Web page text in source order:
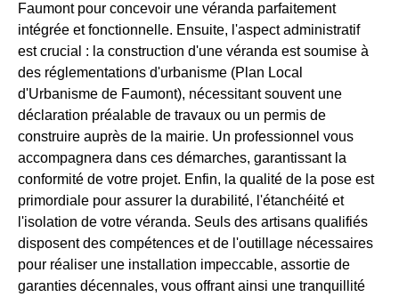
Faumont pour concevoir une véranda parfaitement
intégrée et fonctionnelle. Ensuite, l'aspect administratif
est crucial : la construction d'une véranda est soumise à
des réglementations d'urbanisme (Plan Local
d'Urbanisme de Faumont), nécessitant souvent une
déclaration préalable de travaux ou un permis de
construire auprès de la mairie. Un professionnel vous
accompagnera dans ces démarches, garantissant la
conformité de votre projet. Enfin, la qualité de la pose est
primordiale pour assurer la durabilité, l'étanchéité et
l'isolation de votre véranda. Seuls des artisans qualifiés
disposent des compétences et de l'outillage nécessaires
pour réaliser une installation impeccable, assortie de
garanties décennales, vous offrant ainsi une tranquillité